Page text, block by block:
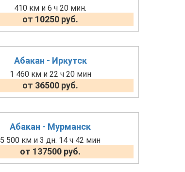
410 км и 6 ч 20 мин.
от 10250 руб.
Абакан - Иркутск
1 460 км и 22 ч 20 мин
от 36500 руб.
Абакан - Мурманск
5 500 км и 3 дн. 14 ч 42 мин
от 137500 руб.